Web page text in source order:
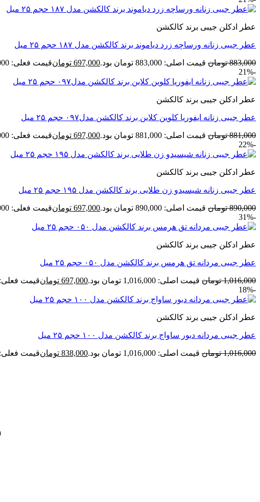
عطر ادکلن جیبی برند کالکشن
عطر جیبی زنانه ورساچه زرد دیاموند برند کالکشن مدل ۱۸۷ حجم ۲۵ میل
883,000 تومان قیمت اصلی: 883,000 تومان بود. 697,000 تومانقیمت فعلی: 697,000 تومان.
-21%
عطر ادکلن جیبی برند کالکشن
عطر جیبی زنانه ایفوریا کلوین کلاین برند کالکشن مدل۰۹۷ حجم ۲۵ میل
881,000 تومان قیمت اصلی: 881,000 تومان بود. 697,000 تومانقیمت فعلی: 697,000 تومان.
-22%
عطر ادکلن جیبی برند کالکشن
عطر جیبی زنانه شیسیدو زن طلایی برند کالکشن مدل ۱۹۵ حجم ۲۵ میل
890,000 تومان قیمت اصلی: 890,000 تومان بود. 697,000 تومانقیمت فعلی: 697,000 تومان.
-31%
عطر ادکلن جیبی برند کالکشن
عطر جیبی مردانه تق هرمس برند کالکشن مدل ۰۵۰ حجم ۲۵ میل
1,016,000 تومان قیمت اصلی: 1,016,000 تومان بود. 697,000 تومانقیمت فعلی: 697,000 تومان.
-18%
عطر ادکلن جیبی برند کالکشن
عطر جیبی مردانه دیور ساواج برند کالکشن مدل ۱۰۰ حجم ۲۵ میل
1,016,000 تومان قیمت اصلی: 1,016,000 تومان بود. 838,000 تومانقیمت فعلی: 838,000 تومان.
9 صبح تا 5